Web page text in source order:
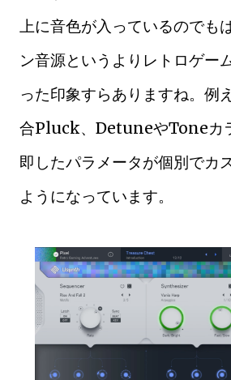
上に音色が入っているのでも
ン音源というよりレトロゲー
った印象すらありますね。例
合Pluck、DetuneやToneカ
即したパラメータが個別でカ
ようになっています。